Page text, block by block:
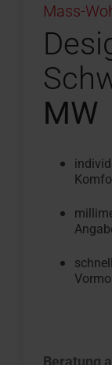
Mass-
MW
Beratung